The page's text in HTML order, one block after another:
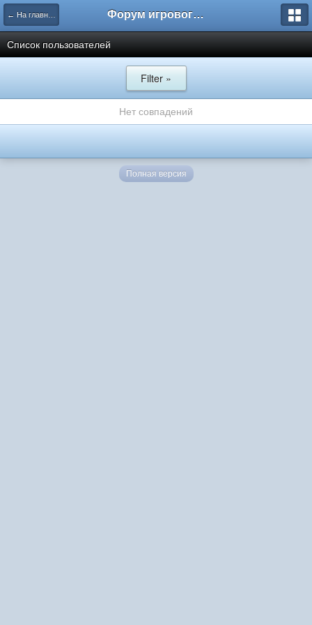
← На главную Форум игрового проекта Riverrise
Список пользователей
Filter »
Нет совпадений
Полная версия